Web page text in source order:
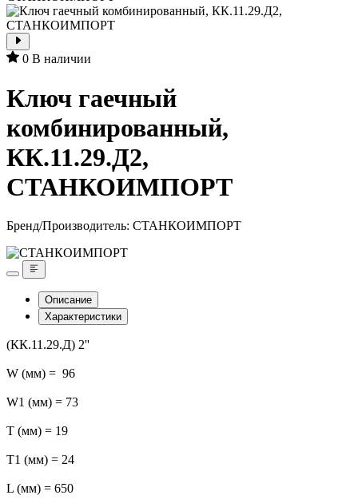
0 В наличии
Ключ гаечный
комбинированный,
КК.11.29.Д2,
СТАНКОИМПОРТ
Бренд/Производитель: СТАНКОИМПОРТ
Описание
Характеристики
(КК.11.29.Д) 2''
W (мм) = 96
W1 (мм) = 73
T (мм) = 19
T1 (мм) = 24
L (мм) = 650